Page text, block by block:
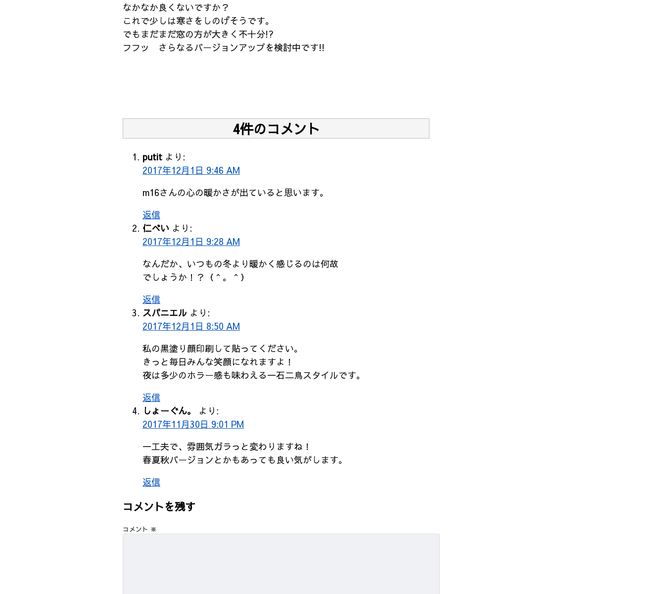
なかなか良くないですか？
これで少しは寒さをしのげそうです。
でもまだまだ窓の方が大きく不十分!?
フフッ さらなるバージョンアップを検討中です!!
4件のコメント
putit より:
2017年12月1日 9:46 AM
m16さんの心の暖かさが出ていると思います。
返信
仁べい より:
2017年12月1日 9:28 AM
なんだか、いつもの冬より暖かく感じるのは何故
でしょうか！？（＾。＾）
返信
スパニエル より:
2017年12月1日 8:50 AM
私の黒塗り顔印刷して貼ってください。
きっと毎日みんな笑顔になれますよ！
夜は多少のホラー感も味わえる一石二鳥スタイルです。
返信
しょーぐん。
より:
2017年11月30日 9:01 PM
一工夫で、雰囲気ガラっと変わりますね！
春夏秋バージョンとかもあっても良い気がします。
返信
コメントを残す
コメント ※